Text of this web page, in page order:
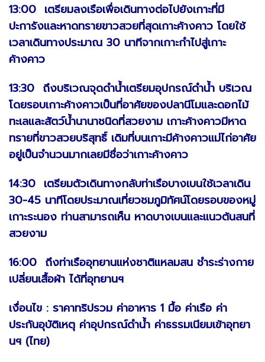
13:00 เตรียมลงเรือเพื่อเดินทางต่อไปยังเกาะที่มี
ปะการังและหาดทรายขาวสวยที่สุดเกาะค้างคาว โดยใช้
เวลาเดินทางประมาณ 30 นาทีจากเกาะกำไปสู่เกาะ
ค้างคาว
13:30 ถึงบริเวณจุดดำน้ำเตรียมอุปกรณ์ดำน้ำ บริเวณ
โดยรอบเกาะค้างคาวเป็นที่อาศัยของปลานีโมและดอกไม้
ทะเลและสัตว์น้ำนานาชนิดที่สวยงาม เกาะค้างคาวมีหาด
ทรายที่ขาวสวยบริสุทธิ์ เดิมที่บนเกาะมีค้างคาวแม่ไก่อาศัย
อยู่เป็นจำนวนมากเลยมีชื่อว่าเกาะค้างคาว
14:30 เตรียมตัวเดินทางกลับท่าเรือบางเบนใช้เวลาเดิน
30-45 นาทีโดยประมาณเที่ยวชมภูมิทัศน์โดยรอบของหมู่
เกาะระนอง ท่านสามารถเห็น หาดบางเบนและแนวต้นสนที่
สวยงาม
16:00 ถึงท่าเรืออุทยานแห่งชาติแหลมสน ชำระร่างกาย
เปลี่ยนเสื้อผ้า ได้ที่อุทยานฯ
เงื่อนไข : ราคาทริปรวม ค่าอาหาร 1 มื้อ ค่าเรือ ค่า
ประกันอุบัติเหตุ ค่าอุปกรณ์ดำน้ำ ค่าธรรมเนียมเข้าอุทยา
นฯ (ไทย)